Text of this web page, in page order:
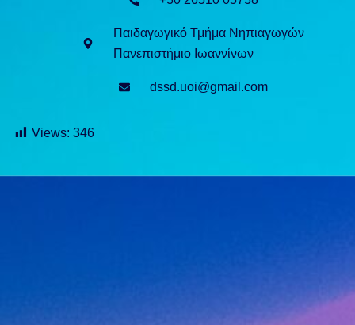
Παιδαγωγικό Τμήμα Νηπιαγωγών
Πανεπιστήμιο Ιωαννίνων
dssd.uoi@gmail.com
Views: 346